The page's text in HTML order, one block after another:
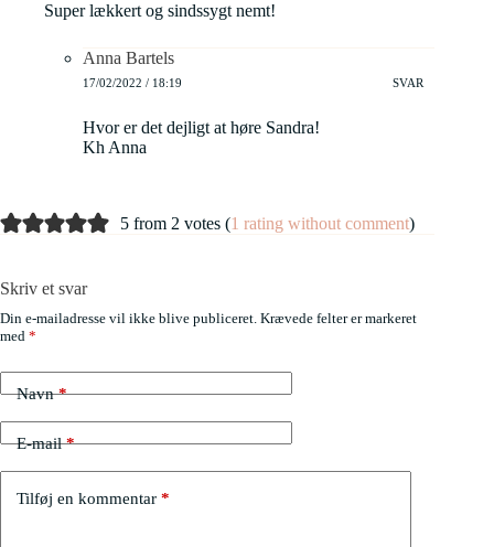
Super lækkert og sindssygt nemt!
Anna Bartels
17/02/2022 / 18:19 SVAR
Hvor er det dejligt at høre Sandra!
Kh Anna
5 from 2 votes (1 rating without comment)
Skriv et svar
Din e-mailadresse vil ikke blive publiceret. Krævede felter er markeret
med *
Navn*
E-mail*
Tilføj en kommentar *